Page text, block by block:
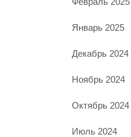
Январь 2025
Декабрь 2024
Ноябрь 2024
Октябрь 2024
Июль 2024